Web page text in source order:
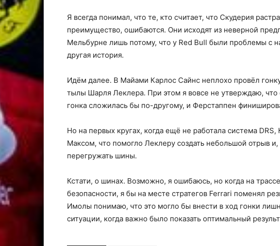
Я всегда понимал, что те, кто считает, что Скудерия
преимущество, ошибаются. Они исходят из неверной
Мельбурне лишь потому, что у Red Bull были проблемы с
другая история.
Идём далее. В Майами Карлос Сайнс неплохо провёл
тылы Шарля Леклера. При этом я вовсе не утверждаю, что
гонка сложилась бы по-другому, и Ферстаппен
Но на первых кругах, когда ещё не работала система
Максом, что помогло Леклеру создать небольшой отрыв
перегружать шины.
Кстати, о шинах. Возможно, я ошибаюсь, но когда на
безопасности, я бы на месте стратегов Ferrari поменял
Имолы понимаю, что это могло бы внести в ход гонки
ситуации, когда важно было показать оптимальный